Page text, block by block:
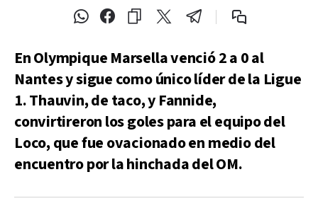
En Olympique Marsella venció 2 a 0 al
Nantes y sigue como único líder de la Ligue
1. Thauvin, de taco, y Fannide,
convirtireron los goles para el equipo del
Loco, que fue ovacionado en medio del
encuentro por la hinchada del OM.